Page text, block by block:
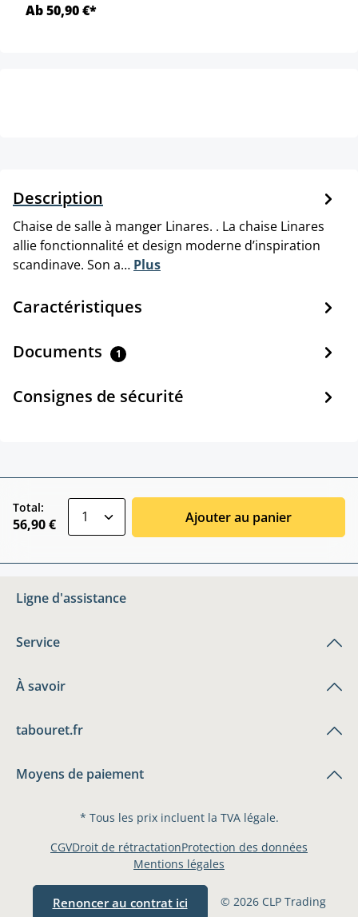
Ab 50,90 €*
Description
Chaise de salle à manger Linares. . La chaise Linares
allie fonctionnalité et design moderne d’inspiration
scandinave. Son a… Plus
Caractéristiques
Documents 1
Consignes de sécurité
Total:
56,90 € Ajouter au panier
Ligne d'assistance
Service
À savoir
tabouret.fr
Moyens de paiement
* Tous les prix incluent la TVA légale.
Renoncer au contrat ici © 2026 CLP Trading
CGVDroit de rétractationProtection des données
Mentions légales